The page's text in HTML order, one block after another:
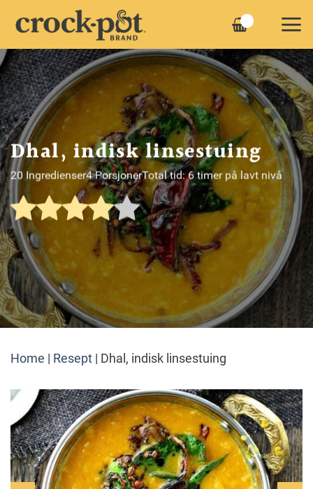
Dhal, indisk linsestuing
20 Ingredienser4 PorsjonerTotal tid: 6 timer på lavt nivå
Home Resept Dhal, indisk linsestuing